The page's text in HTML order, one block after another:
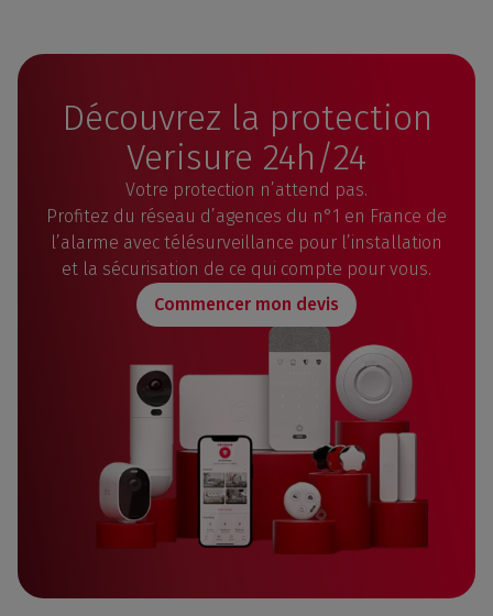
Découvrez la protection
Verisure 24h/24
Votre protection n’attend pas.
Profitez du réseau d’agences du n°1 en France de
l’alarme avec télésurveillance pour l’installation
et la sécurisation de ce qui compte pour vous.
Commencer mon devis